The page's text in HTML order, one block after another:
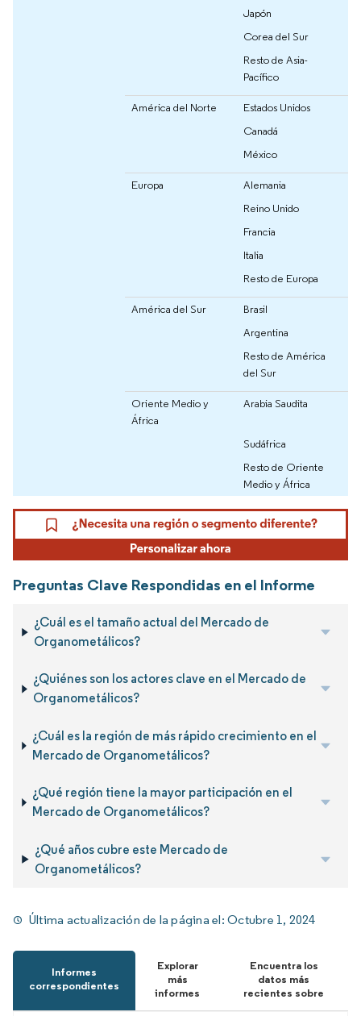
Japón
Corea del Sur
Resto de Asia-
Pacífico
América del Norte
Estados Unidos
Canadá
México
Europa
Alemania
Reino Unido
Francia
Italia
Resto de Europa
América del Sur
Brasil
Argentina
Resto de América
del Sur
Oriente Medio y
África
Arabia Saudita
Sudáfrica
Resto de Oriente
Medio y África
Preguntas Clave Respondidas en el Informe
¿Cuál es el tamaño actual del Mercado de
Organometálicos?
¿Quiénes son los actores clave en el Mercado de
Organometálicos?
¿Cuál es la región de más rápido crecimiento en el
Mercado de Organometálicos?
¿Qué región tiene la mayor participación en el
Mercado de Organometálicos?
¿Qué años cubre este Mercado de
Organometálicos?
Última actualización de la página el:Octubre 1, 2024
Informes
correspondientes
Explorar
más
informes
Encuentra los
datos más
recientes sobre